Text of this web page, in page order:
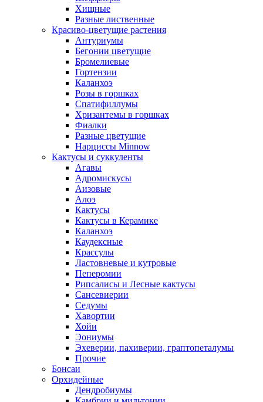
Хищные
Разные лиственные
Красиво-цветущие растения
Антуриумы
Бегонии цветущие
Бромелиевые
Гортензии
Каланхоэ
Розы в горшках
Спатифиллумы
Хризантемы в горшках
Фиалки
Разные цветущие
Нарциссы Minnow
Кактусы и суккуленты
Агавы
Адромискусы
Аизовые
Алоэ
Кактусы
Кактусы в Керамике
Каланхоэ
Каудексные
Крассулы
Ластовневые и кутровые
Пеперомии
Рипсалисы и Лесные кактусы
Сансевиерии
Седумы
Хавортии
Хойи
Эониумы
Эхеверии, пахиверии, граптопеталумы
Прочие
Бонсаи
Орхидейные
Дендробиумы